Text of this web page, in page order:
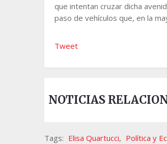
que intentan cruzar dicha
paso de vehículos que, en la
Tweet
NOTICIAS
Tags: Elisa Quartucci, Política y